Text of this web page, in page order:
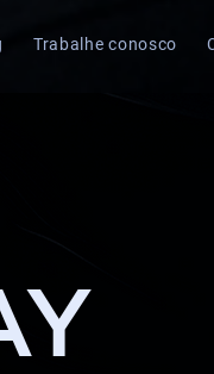
Trabalhe conosco